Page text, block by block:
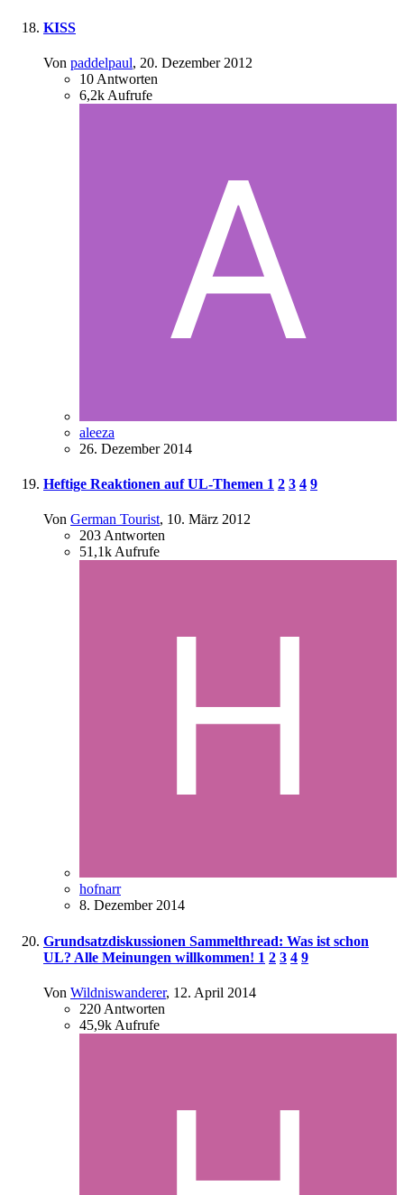
KISS
Von paddelpaul, 20. Dezember 2012
10 Antworten
6,2k Aufrufe
aleeza
26. Dezember 2014
Heftige Reaktionen auf UL-Themen 1 2 3 4 9
Von German Tourist, 10. März 2012
203 Antworten
51,1k Aufrufe
hofnarr
8. Dezember 2014
Grundsatzdiskussionen Sammelthread: Was ist schon
UL? Alle Meinungen willkommen! 1 2 3 4 9
Von Wildniswanderer, 12. April 2014
220 Antworten
45,9k Aufrufe